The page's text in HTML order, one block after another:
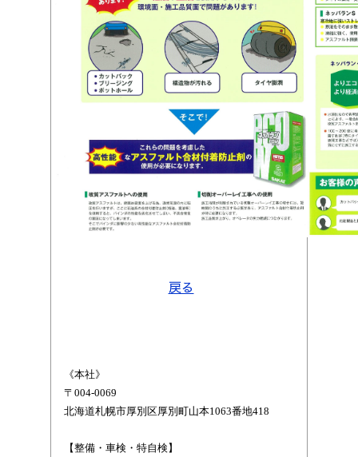
戻る
《本社》
〒004-0069
北海道札幌市厚別区厚別町山本1063番地418
【整備・車検・特自検】